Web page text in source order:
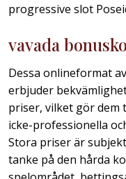
progressive slot
vavada
Dessa onlineformat
erbjuder
priser, vilket gör dem
icke-professionella
Stora priser är
tanke på den hårda